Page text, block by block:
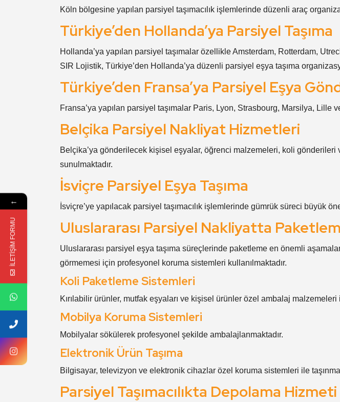
Köln bölgesine yapılan parsiyel taşımacılık işlemlerinde düzenli araç
Türkiye’den Hollanda’ya Parsiyel Taşıma
Hollanda’ya yapılan parsiyel taşımalar özellikle Amsterdam, Rotterdam,
SIR Lojistik, Türkiye’den Hollanda’ya düzenli parsiyel eşya taşıma
Türkiye’den Fransa’ya Parsiyel Eşya
Fransa’ya yapılan parsiyel taşımalar Paris, Lyon, Strasbourg, Marsilya,
Belçika Parsiyel Nakliyat Hizmetleri
Belçika’ya gönderilecek kişisel eşyalar, öğrenci malzemeleri, koli gönderileri
sunulmaktadır.
İsviçre Parsiyel Eşya Taşıma
İsviçre’ye yapılacak parsiyel taşımacılık işlemlerinde gümrük süreci büyük
Uluslararası Parsiyel Nakliyatta
Uluslararası parsiyel eşya taşıma süreçlerinde paketleme en önemli
görmemesi için profesyonel koruma sistemleri kullanılmaktadır.
Koli Paketleme Sistemleri
Kırılabilir ürünler, mutfak eşyaları ve kişisel ürünler özel ambalaj malzemeleri
Mobilya Koruma Sistemleri
Mobilyalar sökülerek profesyonel şekilde ambalajlanmaktadır.
Elektronik Ürün Taşıma
Bilgisayar, televizyon ve elektronik cihazlar özel koruma sistemleri ile
Parsiyel Taşımacılıkta Depolama Hizmeti
←
İLETİŞİM FORMU